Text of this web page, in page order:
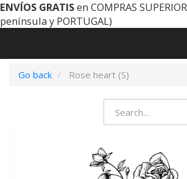
ENVÍOS GRATISen COMPRAS
península y PORTUGAL)
Go back
Rose heart (S)